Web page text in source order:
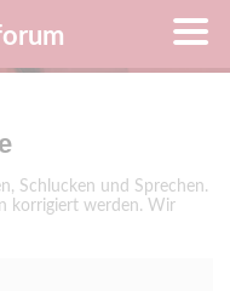
Schlucken und Sprechen.
korrigiert werden. Wir